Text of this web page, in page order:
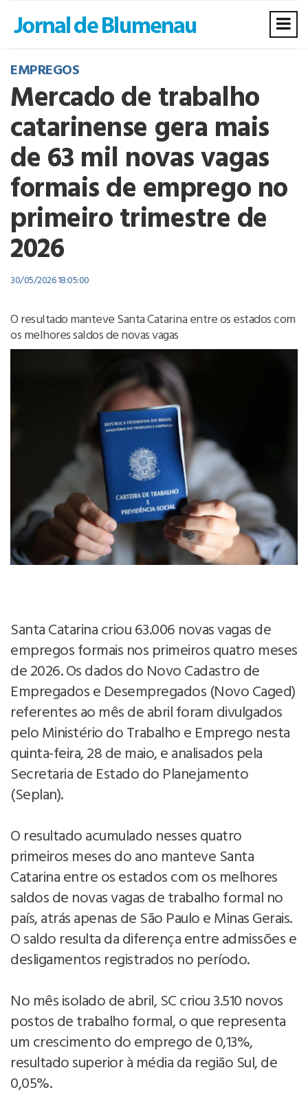
EMPREGOS
Mercado de trabalho
catarinense gera mais
de 63 mil novas vagas
formais de emprego no
primeiro trimestre de
2026
30/05/2026 18:05:00
O resultado manteve Santa Catarina entre os estados com
os melhores saldos de novas vagas
Santa Catarina criou 63.006 novas vagas de
empregos formais nos primeiros quatro meses
de 2026. Os dados do Novo Cadastro de
Empregados e Desempregados (Novo Caged)
referentes ao mês de abril foram divulgados
pelo Ministério do Trabalho e Emprego nesta
quinta-feira, 28 de maio, e analisados pela
Secretaria de Estado do Planejamento
(Seplan).
O resultado acumulado nesses quatro
primeiros meses do ano manteve Santa
Catarina entre os estados com os melhores
saldos de novas vagas de trabalho formal no
país, atrás apenas de São Paulo e Minas Gerais.
O saldo resulta da diferença entre admissões e
desligamentos registrados no período.
No mês isolado de abril, SC criou 3.510 novos
postos de trabalho formal, o que representa
um crescimento do emprego de 0,13%,
resultado superior à média da região Sul, de
0,05%.